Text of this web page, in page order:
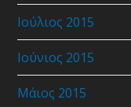
Ιούλιος 2015
Ιούνιος 2015
Μάιος 2015